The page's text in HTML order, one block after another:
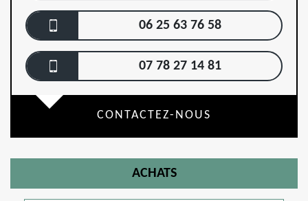
06 25 63 76 58
07 78 27 14 81
CONTACTEZ-NOUS
ACHATS